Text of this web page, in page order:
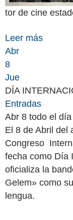
tor de cine
Leer más
Abr
8
Jue
DÍA
Entradas
Abr 8 todo el día
El 8 de Abril del
Congreso
fecha como Día
oficializa la
Gelem» como
lengua.